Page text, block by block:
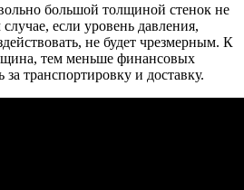
большой толщиной стенок не
если уровень давления,
не будет чрезмерным. К
тем меньше финансовых
за транспортировку и доставку.